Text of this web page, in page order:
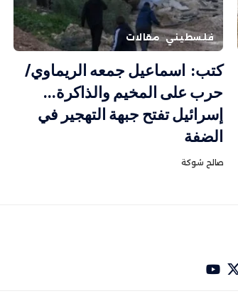
فلسطيني مقالات
كتب: اسماعيل جمعه الريماوي/
حرب على المخيم والذاكرة…
إسرائيل تفتح جبهة التهجير في
الضفة
صالح شوكة